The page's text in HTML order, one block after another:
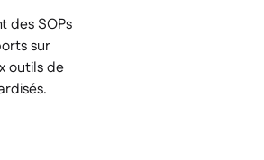
des SOPs
sur
outils de